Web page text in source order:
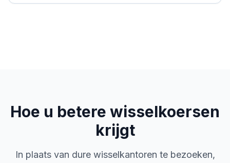
Hoe u betere wisselkoersen
krijgt
In plaats van dure wisselkantoren te bezoeken,